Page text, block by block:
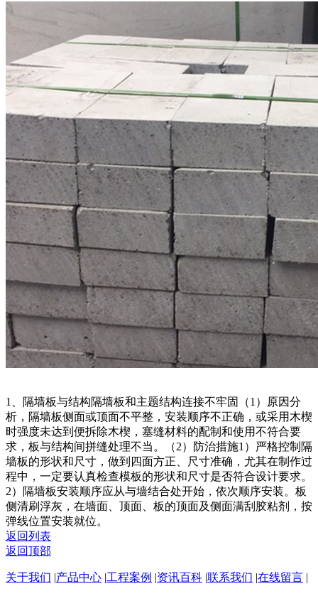
1、隔墙板与结构隔墙板和主题结构连接不牢固（1）原因分
析，隔墙板侧面或顶面不平整，安装顺序不正确，或采用木楔
时强度未达到便拆除木楔，塞缝材料的配制和使用不符合要
求，板与结构间拼缝处理不当。（2）防治措施1）严格控制隔
墙板的形状和尺寸，做到四面方正、尺寸准确，尤其在制作过
程中，一定要认真检查模板的形状和尺寸是否符合设计要求。
2）隔墙板安装顺序应从与墙结合处开始，依次顺序安装。板
侧清刷浮灰，在墙面、顶面、板的顶面及侧面满刮胶粘剂，按
弹线位置安装就位。
返回列表
返回顶部
关于我们 |产品中心 |工程案例 |资讯百科 |联系我们 |在线留言 |